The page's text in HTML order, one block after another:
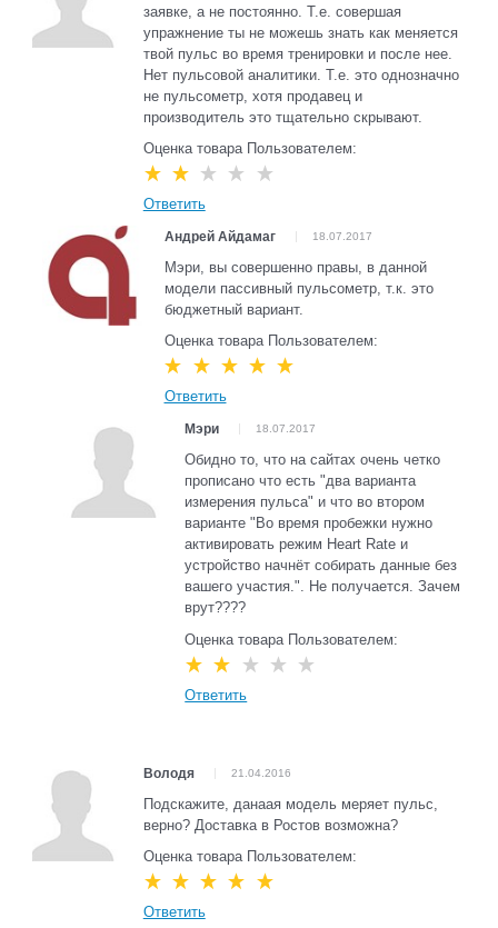
заявке, а не постоянно. Т.е. совершая
упражнение ты не можешь знать как меняется
твой пульс во время тренировки и после нее.
Нет пульсовой аналитики. Т.е. это однозначно
не пульсометр, хотя продавец и
производитель это тщательно скрывают.
Оценка товара Пользователем:
Ответить
Андрей Айдамаг 18.07.2017
Мэри, вы совершенно правы, в данной
модели пассивный пульсометр, т.к. это
бюджетный вариант.
Оценка товара Пользователем:
Ответить
Мэри 18.07.2017
Обидно то, что на сайтах очень четко
прописано что есть "два варианта
измерения пульса" и что во втором
варианте "Во время пробежки нужно
активировать режим Heart Rate и
устройство начнёт собирать данные без
вашего участия.". Не получается. Зачем
врут????
Оценка товара Пользователем:
Ответить
Володя 21.04.2016
Подскажите, данаая модель меряет пульс,
верно? Доставка в Ростов возможна?
Оценка товара Пользователем:
Ответить